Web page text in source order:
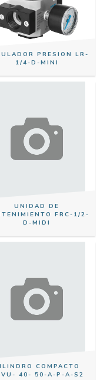
PRESION LR-
1/4-D-MINI
UNIDAD DE
FRC-1/2-
D-MIDI
COMPACTO
40- 50-A-P-A-S2